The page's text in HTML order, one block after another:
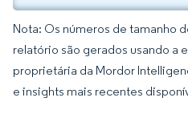
Nota: Os números de tamanho
relatório são gerados usando a
proprietária da Mordor
e insights mais recentes